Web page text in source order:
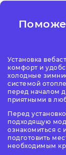
Установка
комфорт и
холодные
системой
перед началом
приятными в
Перед
подходящую
ознакомиться с
подготовить
необходимым